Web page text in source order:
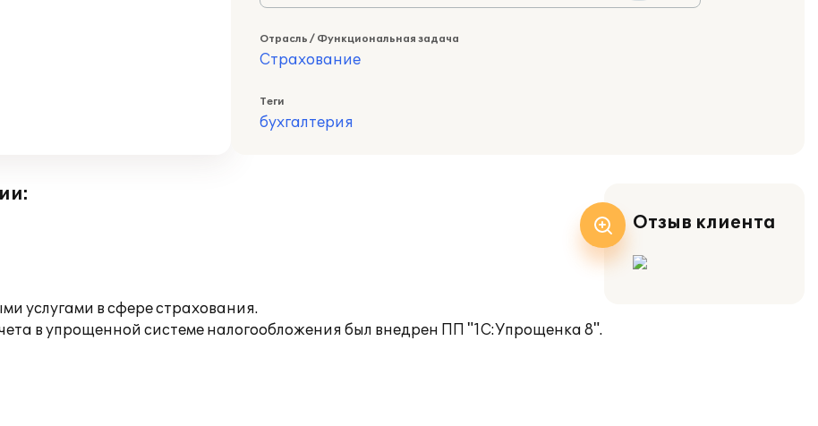
Отрасль / Функциональная задача
Страхование
Теги
бухгалтерия
услугами в сфере страхования.
в упрощенной системе налогообложения был внедрен ПП "1С:Упрощенка 8".
Отзыв клиента